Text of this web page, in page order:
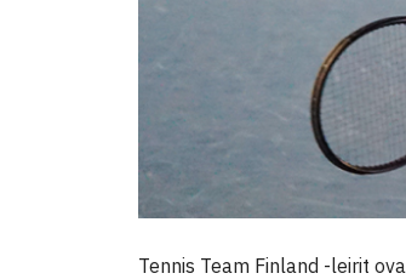
Tennis Team Finland -leirit